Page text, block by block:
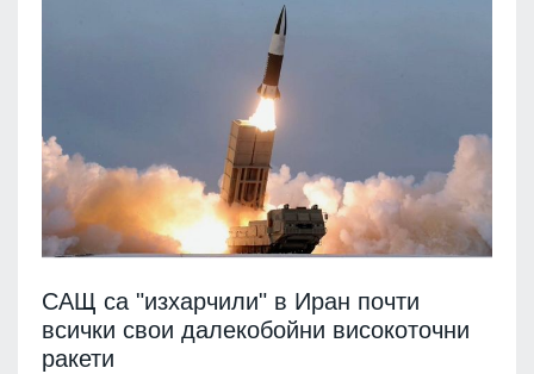
САЩ са "изхарчили" в Иран почти
всички свои далекобойни високоточни
ракети